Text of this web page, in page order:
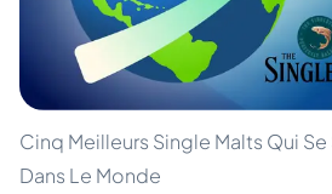
Cinq Meilleurs Single Malts Qui Se
Dans Le Monde